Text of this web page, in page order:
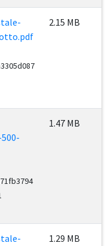
2.15 MB
1.47 MB
1.29 MB